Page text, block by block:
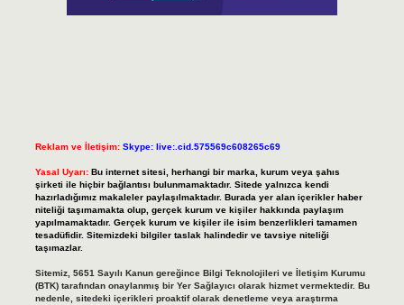
Reklam ve İletişim: Skype: live:.cid.575569c608265c69
Yasal Uyarı: Bu internet sitesi, herhangi bir marka, kurum veya şahıs
şirketi ile hiçbir bağlantısı bulunmamaktadır. Sitede yalnızca kendi
hazırladığımız makaleler paylaşılmaktadır. Burada yer alan içerikler haber
niteliği taşımamakta olup, gerçek kurum ve kişiler hakkında paylaşım
yapılmamaktadır. Gerçek kurum ve kişiler ile isim benzerlikleri tamamen
tesadüfidir. Sitemizdeki bilgiler taslak halindedir ve tavsiye niteliği
taşımazlar.
Sitemiz, 5651 Sayılı Kanun gereğince Bilgi Teknolojileri ve İletişim Kurumu
(BTK) tarafından onaylanmış bir Yer Sağlayıcı olarak hizmet vermektedir. Bu
nedenle, sitedeki içerikleri proaktif olarak denetleme veya araştırma